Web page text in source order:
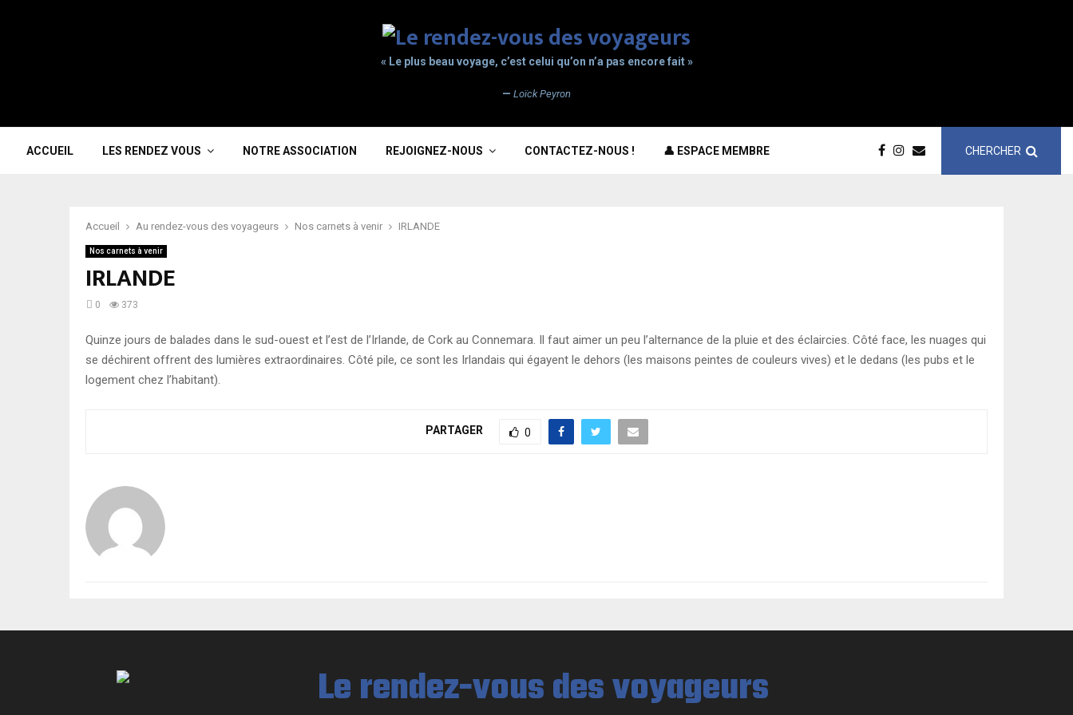
« Le plus beau voyage, c’est celui qu’on n’a pas encore fait »
— Loïck Peyron
ACCUEIL LES RENDEZ VOUS NOTRE ASSOCIATION REJOIGNEZ-NOUS CONTACTEZ-NOUS ! 👤 ESPACE MEMBRE CHERCHER
Accueil Au rendez-vous des voyageurs Nos carnets à venir IRLANDE
Nos carnets à venir
IRLANDE
0 373
Quinze jours de balades dans le sud-ouest et l’est de l’Irlande, de Cork au Connemara. Il faut aimer un peu l’alternance de la pluie et des éclaircies. Côté face, les nuages qui
se déchirent offrent des lumières extraordinaires. Côté pile, ce sont les Irlandais qui égayent le dehors (les maisons peintes de couleurs vives) et le dedans (les pubs et le
logement chez l’habitant).
PARTAGER 0